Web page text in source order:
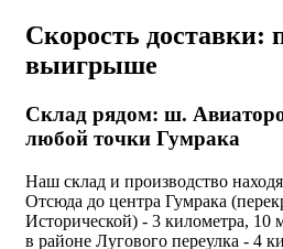
Скорость доставки:
выигрыше
Склад рядом: ш.
любой точки Гумрака
Наш склад и производство
Отсюда до центра Гумрака
Исторической) - 3 километра, 10
в районе Лугового переулка - 4